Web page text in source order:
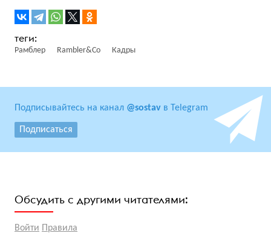
Рамблер Rambler&Co Кадры
Подписывайтесь на канал @sostav в Telegram
Подписаться
Обсудить с другими читателями:
Войти Правила